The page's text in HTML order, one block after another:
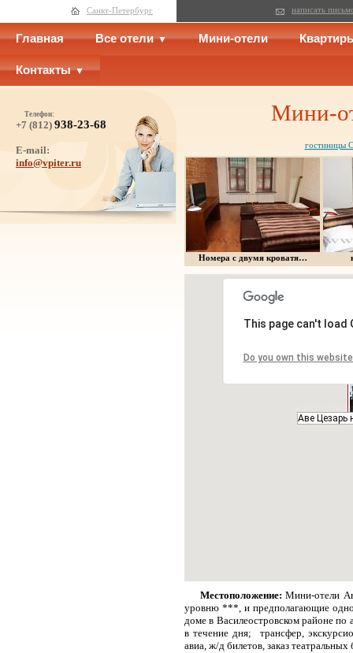
Санкт-Петербург написать
Главная Все отели Мини-отели
Контакты
Телефон:
+7 (812) 938-23-68
E-mail:
info@vpiter.ru
Мини-
гостиницы
Номера с двумя кроватя…
Аве Цезарь
Аве Цезарь
This page can't load
Do you own this
Местоположение: Мини-отели
уровню ***, и предполагающие
доме в Василеостровском районе по
в течение дня; трансфер,
авиа, ж/д билетов, заказ